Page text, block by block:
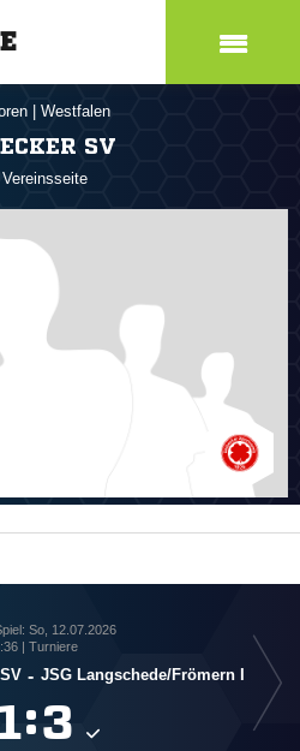
Westfalen
SV
So, 12.07.2026
| Turniere
- JSG Langschede/​Frömern I
: